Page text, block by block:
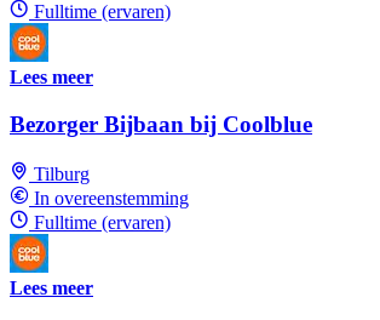
Fulltime (ervaren)
Lees meer
Bezorger Bijbaan bij Coolblue
Tilburg
In overeenstemming
Fulltime (ervaren)
Lees meer